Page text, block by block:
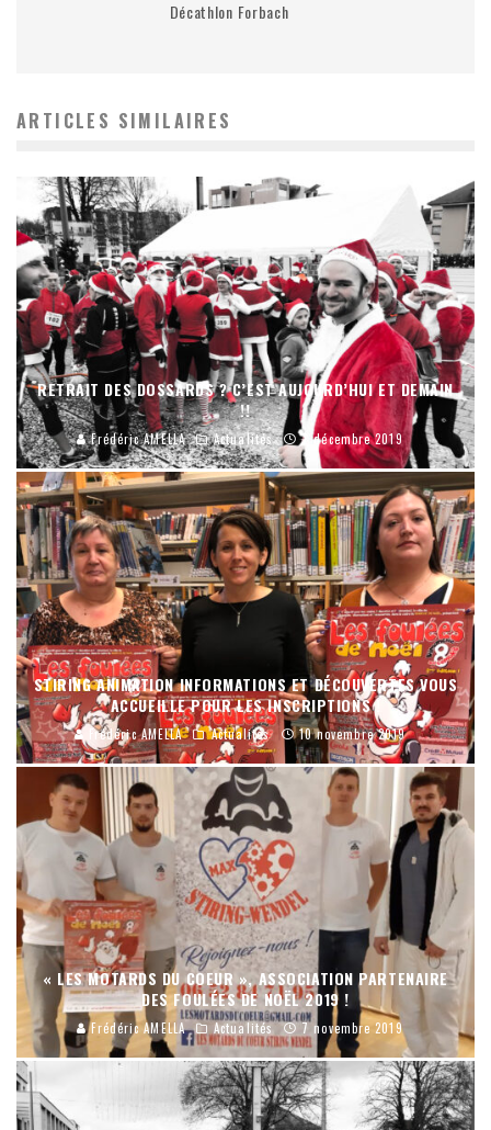
Décathlon Forbach
ARTICLES SIMILAIRES
RETRAIT DES DOSSARDS ? C’EST AUJOURD’HUI ET DEMAIN
!!
Frédéric AMELLA Actualités 7 décembre 2019
STIRING ANIMATION INFORMATIONS ET DÉCOUVERTES VOUS
ACCUEILLE POUR LES INSCRIPTIONS !
Frédéric AMELLA Actualités 10 novembre 2019
« LES MOTARDS DU COEUR », ASSOCIATION PARTENAIRE
DES FOULÉES DE NOËL 2019 !
Frédéric AMELLA Actualités 7 novembre 2019